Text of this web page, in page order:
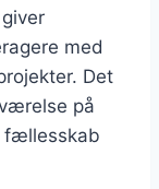
med
Det
på
fællesskab